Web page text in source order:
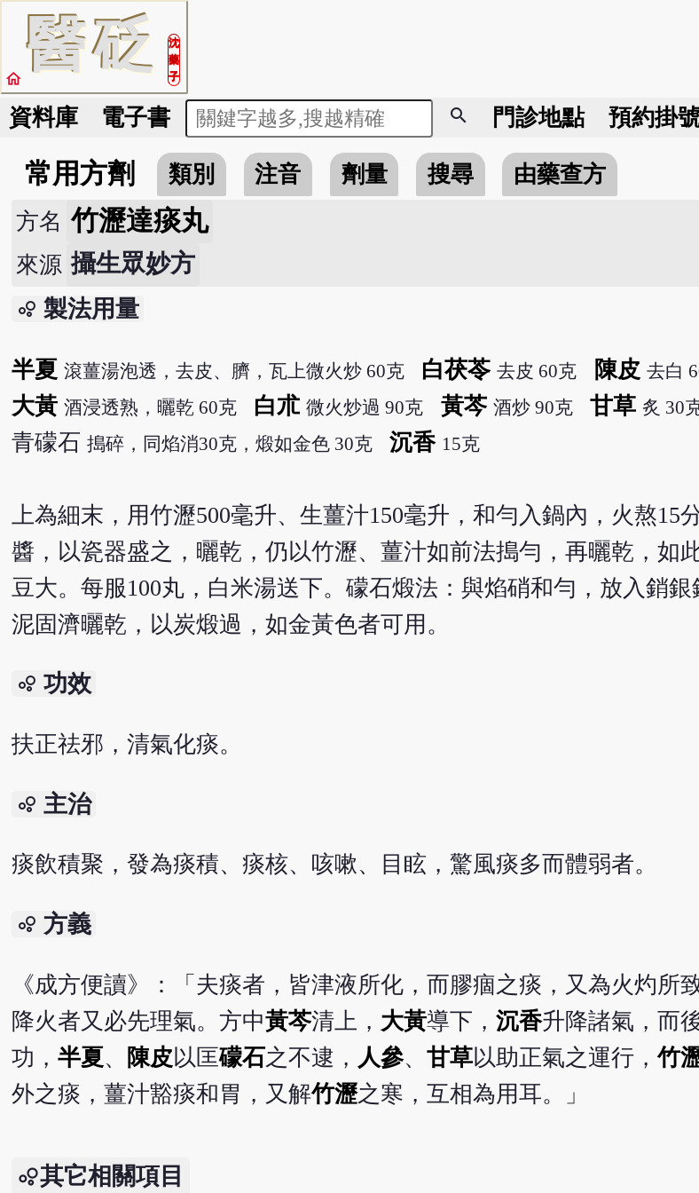
醫砭
沈
藥
子
home
資料庫 電子書 search 門診地點 預約掛
常用方劑 類別 注音 劑量 搜尋 由藥查方
方名 竹瀝達痰丸
來源 攝生眾妙方
bubble_chart 製法用量
半夏 滾薑湯泡透，去皮、臍，瓦上微火炒 60克 白茯苓 去皮 60克 陳皮 去白
大黃 酒浸透熟，曬乾 60克 白朮 微火炒過 90克 黃芩 酒炒 90克 甘草 炙 30
青礞石 搗碎，同焰消30克，煅如金色 30克 沉香 15克
上為細末，用竹瀝500毫升、生薑汁150毫升，和勻入鍋內，火熬15
醬，以瓷器盛之，曬乾，仍以竹瀝、薑汁如前法搗勻，再曬乾，如
豆大。每服100丸，白米湯送下。礞石煅法：與焰硝和勻，放入銷
泥固濟曬乾，以炭煅過，如金黃色者可用。
bubble_chart 功效
扶正祛邪，清氣化痰。
bubble_chart 主治
痰飲積聚，發為痰積、痰核、咳嗽、目眩，驚風痰多而體弱者。
bubble_chart 方義
《成方便讀》：「夫痰者，皆津液所化，而膠痼之痰，又為火灼所
降火者又必先理氣。方中黃芩清上， 大黃導下， 沉香升降諸氣，而
功， 半夏 、 陳皮以匡礞石之不逮， 人參、 甘草以助正氣之運行， 竹
外之痰，薑汁豁痰和胃，又解竹瀝之寒，互相為用耳。」
其它相關項目